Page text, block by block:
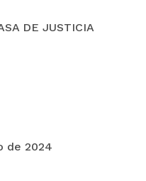
DE JUSTICIA
de 2024